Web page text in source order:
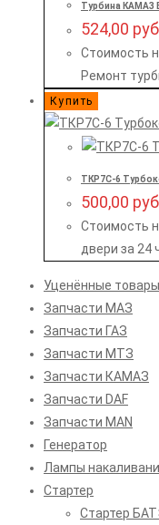
Турбина КАМАЗ
524,00
Стоимость
Ремонт
Купить
ТКР7С-6
500,00
Стоимость
двери за 24
Уценённые товары
Запчасти МАЗ
Запчасти ГАЗ
Запчасти МТЗ
Запчасти КАМАЗ
Запчасти DAF
Запчасти MAN
Генератор
Лампы
Стартер
Стартер